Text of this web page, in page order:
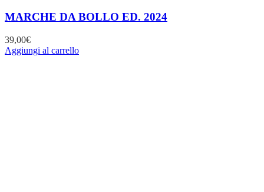
MARCHE DA BOLLO ED. 2024
39,00€
Aggiungi al carrello